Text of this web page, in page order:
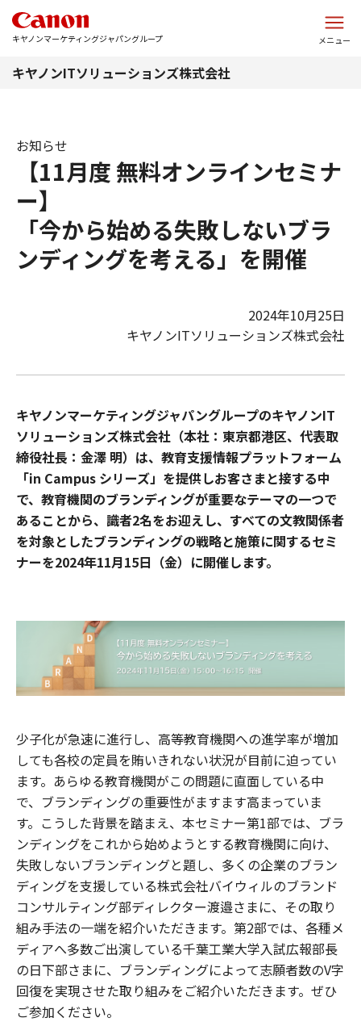
キヤノンマーケティングジャパングループ メニュー
キヤノンITソリューションズ株式会社
【11月度 無料オンラインセミナ
ー】
「今から始める失敗しないブラ
ンディングを考える」を開催
お知らせ
2024年10月25日
キヤノンITソリューションズ株式会社
キヤノンマーケティングジャパングループのキヤノンIT
ソリューションズ株式会社（本社：東京都港区、代表取
締役社長：金澤 明）は、教育支援情報プラットフォーム
「in Campus シリーズ」を提供しお客さまと接する中
で、教育機関のブランディングが重要なテーマの一つで
あることから、識者2名をお迎えし、すべての文教関係者
を対象としたブランディングの戦略と施策に関するセミ
ナーを2024年11月15日（金）に開催します。
少子化が急速に進行し、高等教育機関への進学率が増加
しても各校の定員を賄いきれない状況が目前に迫ってい
ます。あらゆる教育機関がこの問題に直面している中
で、ブランディングの重要性がますます高まっていま
す。こうした背景を踏まえ、本セミナー第1部では、ブラ
ンディングをこれから始めようとする教育機関に向け、
失敗しないブランディングと題し、多くの企業のブラン
ディングを支援している株式会社バイウィルのブランド
コンサルティング部ディレクター渡邉さまに、その取り
組み手法の一端を紹介いただきます。第2部では、各種メ
ディアへ多数ご出演している千葉工業大学入試広報部長
の日下部さまに、ブランディングによって志願者数のV字
回復を実現させた取り組みをご紹介いただきます。ぜひ
ご参加ください。